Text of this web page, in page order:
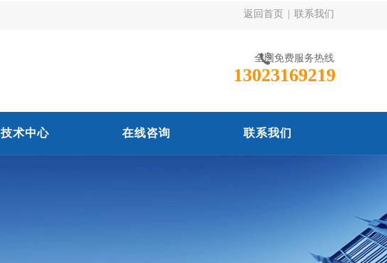
返回首页 联系我们
全国免费服务热线
13023169219
技术中心 在线咨询 联系我们